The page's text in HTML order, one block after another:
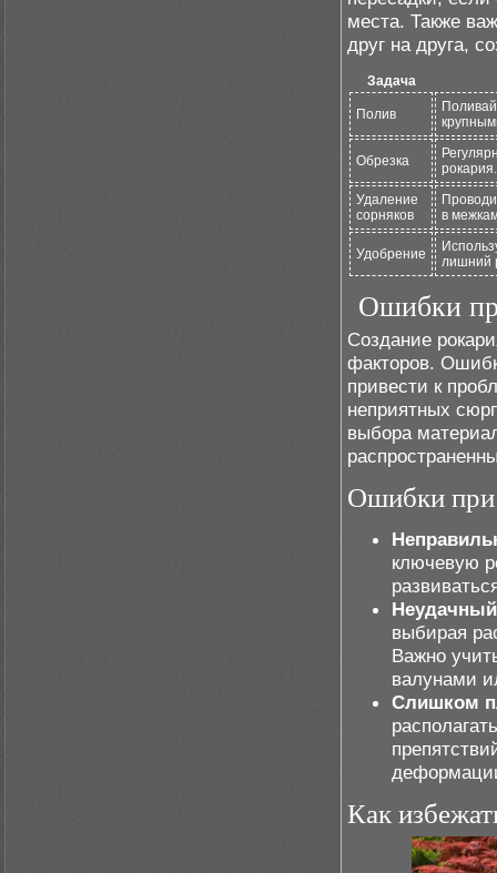
места. Также
друг на друга,
Задача
Полив
Обрезка
Удаление
сорняков
в
Удобрение
лишний
Ошибки
Создание
факторов.
привести к
неприятных
выбора
Ошибки при
ключевую
выбирая
Важно
валунами
Слишком
Как